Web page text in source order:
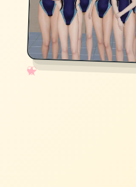
✧
♡
★
♥